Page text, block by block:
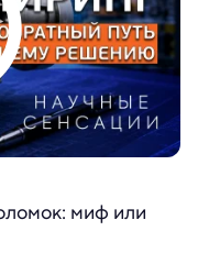
миф или